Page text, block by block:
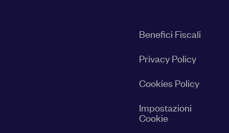
Benefici Fiscali
Privacy Policy
Cookies Policy
Impostazioni
Cookie